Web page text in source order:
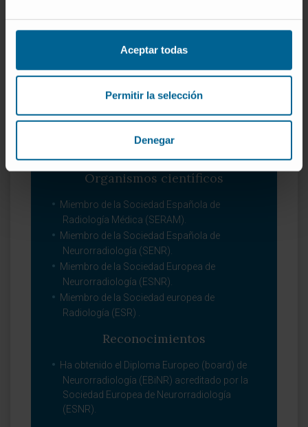
Aceptar todas
Permitir la selección
Denegar
Organismos científicos
Miembro de la Sociedad Española de
Radiología Médica (SERAM).
Miembro de la Sociedad Española de
Neurorradiología (SENR).
Miembro de la Sociedad Europea de
Neurorradiología (ESNR).
Miembro de la Sociedad europea de
Radiología (ESR) .
Reconocimientos
Ha obtenido el Diploma Europeo (board) de
Neurorradiología (EBiNR) acreditado por la
Sociedad Europea de Neurorradiología
(ESNR).